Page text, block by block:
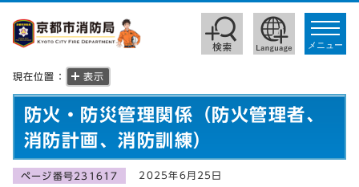
toggle
メニュー
現在位置： 表示
防火・防災管理関係（防火管理者、
消防計画、消防訓練）
ページ番号231617 2025年6月25日